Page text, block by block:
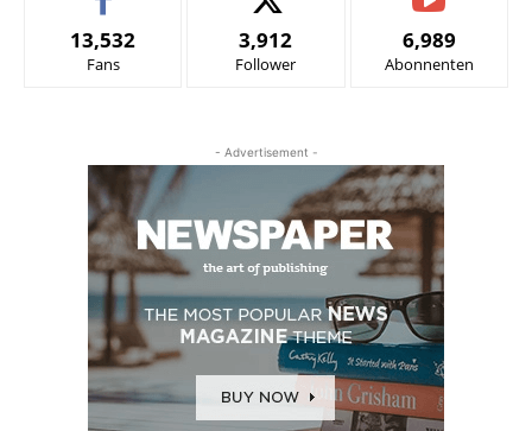
13,532
Fans
3,912
Follower
6,989
Abonnenten
- Advertisement -